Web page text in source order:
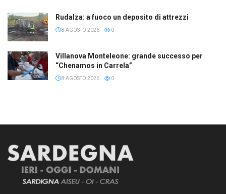
Rudalza: a fuoco un deposito di attrezzi
8 AGOSTO 2026 0
Villanova Monteleone: grande successo per
“Chenamos in Carrela”
8 AGOSTO 2026 0